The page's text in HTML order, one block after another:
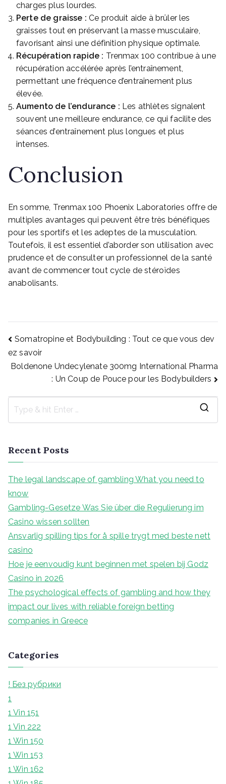
charges plus lourdes.
Perte de graisse : Ce produit aide à brûler les
graisses tout en préservant la masse musculaire,
favorisant ainsi une définition physique optimale.
Récupération rapide : Trenmax 100 contribue à une
récupération accélérée après l’entraînement,
permettant une fréquence d’entraînement plus
élevée.
Aumento de l’endurance : Les athlètes signalent
souvent une meilleure endurance, ce qui facilite des
séances d’entraînement plus longues et plus
intenses.
Conclusion
En somme, Trenmax 100 Phoenix Laboratories offre de
multiples avantages qui peuvent être très bénéfiques
pour les sportifs et les adeptes de la musculation.
Toutefois, il est essentiel d’aborder son utilisation avec
prudence et de consulter un professionnel de la santé
avant de commencer tout cycle de stéroïdes
anabolisants.
Post
navigation
Somatropine et Bodybuilding : Tout ce que vous dev
ez savoir
Boldenone Undecylenate 300mg International Pharma
: Un Coup de Pouce pour les Bodybuilders
Recent Posts
The legal landscape of gambling What you need to
know
Gambling-Gesetze Was Sie über die Regulierung im
Casino wissen sollten
Ansvarlig spilling tips for å spille trygt med beste nett
casino
Hoe je eenvoudig kunt beginnen met spelen bij Godz
Casino in 2026
The psychological effects of gambling and how they
impact our lives with reliable foreign betting
companies in Greece
Categories
! Без рубрики
1
1 Vin 151
1 Vin 222
1 Win 150
1 Win 153
1 Win 162